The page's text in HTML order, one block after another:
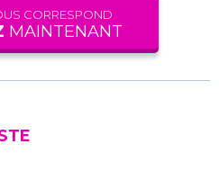
CORRESPOND
MAINTENANT